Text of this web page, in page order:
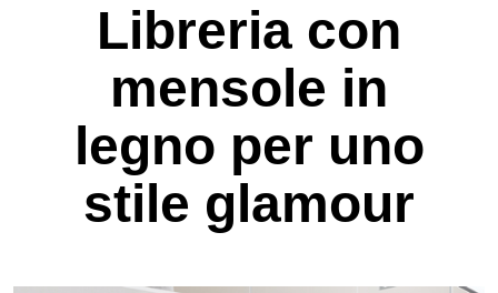
Libreria con
mensole in
legno per uno
stile glamour